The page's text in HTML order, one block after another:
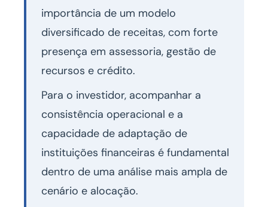
importância de um modelo
diversificado de receitas, com forte
presença em assessoria, gestão de
recursos e crédito.
Para o investidor, acompanhar a
consistência operacional e a
capacidade de adaptação de
instituições financeiras é fundamental
dentro de uma análise mais ampla de
cenário e alocação.